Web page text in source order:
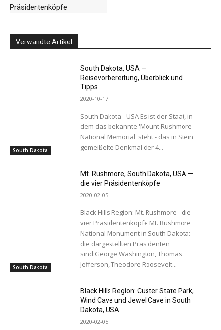
Präsidentenköpfe
Verwandte Artikel
South Dakota
South Dakota, USA —
Reisevorbereitung, Überblick und
Tipps
2020-10-17
South Dakota - USA Es ist der Staat, in
dem das bekannte 'Mount Rushmore
National Memorial' steht - das in Stein
gemeißelte Denkmal der 4...
South Dakota
Mt. Rushmore, South Dakota, USA —
die vier Präsidentenköpfe
2020-02-05
Black Hills Region: Mt. Rushmore - die
vier Präsidentenköpfe Mt. Rushmore
National Monument in South Dakota:
die dargestellten Präsidenten
sind:George Washington, Thomas
Jefferson, Theodore Roosevelt...
Black Hills Region: Custer State Park,
Wind Cave und Jewel Cave in South
Dakota, USA
2020-02-05